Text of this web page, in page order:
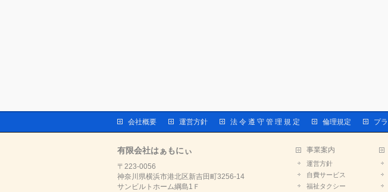
会社概要 運営方針 法 令 遵 守 管 理 規 定 倫理規定 プ
有限会社はぁもにぃ
〒223-0056
神奈川県横浜市港北区新吉田町3256-14
サンビルトホーム綱島1Ｆ
事業案内
運営方針
自費サービス
福祉タクシー